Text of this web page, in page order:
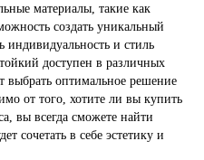
материалы, такие как
создать уникальный
индивидуальность и стиль
доступен в различных
выбрать оптимальное решение
от того, хотите ли вы купить
вы всегда сможете найти
сочетать в себе эстетику и